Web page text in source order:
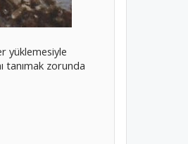
yüklemesiyle
tanımak zorunda